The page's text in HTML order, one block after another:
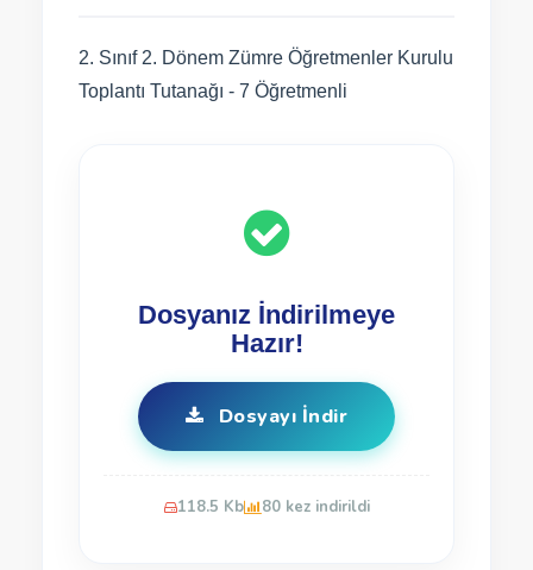
2. Sınıf 2. Dönem Zümre Öğretmenler Kurulu
Toplantı Tutanağı - 7 Öğretmenli
Dosyanız İndirilmeye
Hazır!
Dosyayı İndir
118.5 Kb 80 kez indirildi